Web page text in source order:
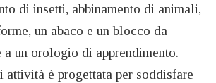
di insetti, abbinamento di animali,
un abaco e un blocco da
a un orologio di apprendimento.
attività è progettata per soddisfare